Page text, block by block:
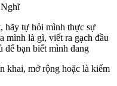
Nghĩ
hãy tự hỏi mình thực sự
mình là gì, viết ra gạch đầu
để bạn biết mình đang
khai, mở rộng hoặc là kiểm